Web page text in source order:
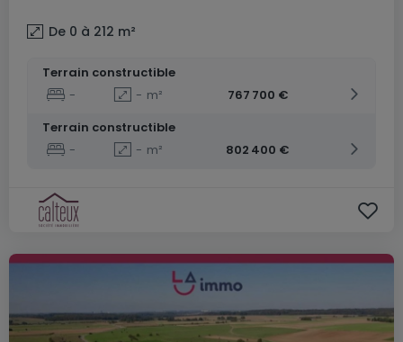
De 0 à 212 m²
Terrain constructible
-
- m²
767 700 €
Terrain constructible
-
- m² 802 400 €